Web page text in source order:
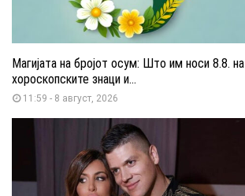
Магијата на бројот осум: Што им носи 8.8. на
хороскопските знаци и...
11:59 - 8 август, 2026